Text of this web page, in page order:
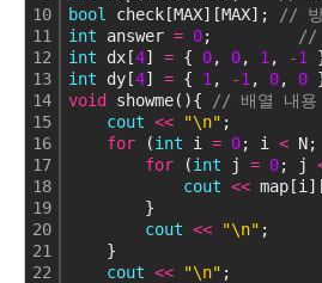
10
11
12
13
14
15
16
17
18
19
20
21
22
bool
check[MAX][MAX];
//
int answer = 0;
//
int dx[4] = { 0, 0, 1 , -1
int dy[4] = { 1 , -1 , 0, 0
void
showme(){
// 배열 내용
cout << "\n" ;
for (int i = 0; i < N;
for (int j = 0; j
cout <<
}
cout << "\n" ;
}
cout << "\n" ;